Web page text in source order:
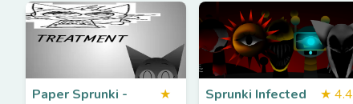
Paper Sprunki -
★
Sprunki Infected ★ 4.4